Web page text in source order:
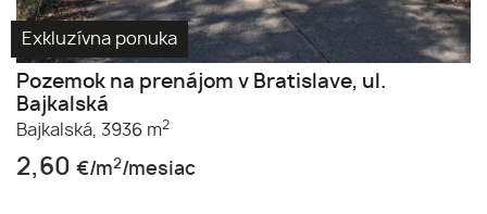
Exkluzívna ponuka
Pozemok na prenájom v Bratislave, ul.
Bajkalská
Bajkalská, 3936 m2
2,60 €/m2/mesiac